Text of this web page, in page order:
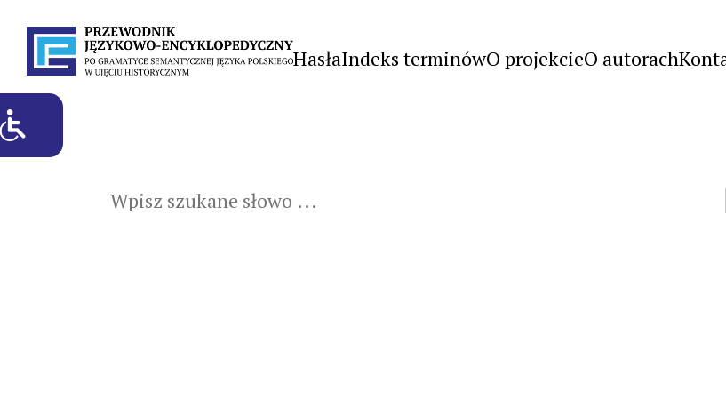
HasłaIndeks terminówO projekcieO autorach